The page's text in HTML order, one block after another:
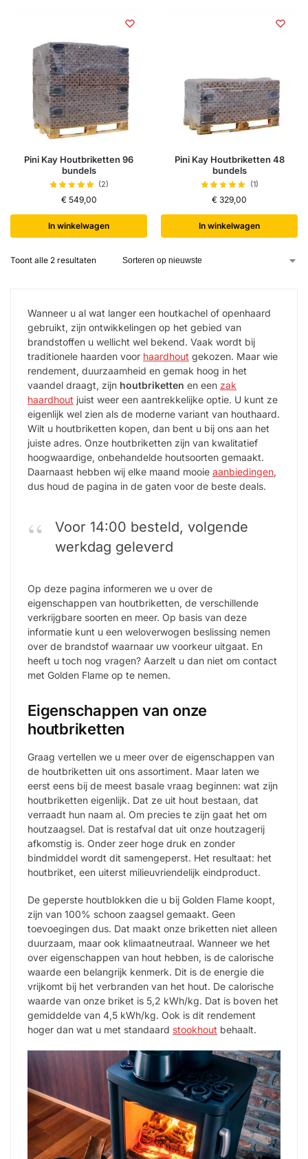
Pini Kay Houtbriketten 96
bundels
(2)
€549,00
In winkelwagen
Pini Kay Houtbriketten 48
bundels
(1)
€ 329,00
In winkelwagen
Toont alle 2 resultaten
Wanneer u al wat langer een houtkachel of openhaard
gebruikt, zijn ontwikkelingen op het gebied van
brandstoffen u wellicht wel bekend. Vaak wordt bij
traditionele haarden voor haardhout gekozen. Maar wie
rendement, duurzaamheid en gemak hoog in het
vaandel draagt, zijn houtbriketten en een zak
haardhout juist weer een aantrekkelijke optie. U kunt ze
eigenlijk wel zien als de moderne variant van houthaard.
Wilt u houtbriketten kopen, dan bent u bij ons aan het
juiste adres. Onze houtbriketten zijn van kwalitatief
hoogwaardige, onbehandelde houtsoorten gemaakt.
Daarnaast hebben wij elke maand mooie aanbiedingen,
dus houd de pagina in de gaten voor de beste deals.
Voor 14:00 besteld, volgende
werkdag geleverd
Op deze pagina informeren we u over de
eigenschappen van houtbriketten, de verschillende
verkrijgbare soorten en meer. Op basis van deze
informatie kunt u een weloverwogen beslissing nemen
over de brandstof waarnaar uw voorkeur uitgaat. En
heeft u toch nog vragen? Aarzelt u dan niet om contact
met Golden Flame op te nemen.
Eigenschappen van onze
houtbriketten
Graag vertellen we u meer over de eigenschappen van
de houtbriketten uit ons assortiment. Maar laten we
eerst eens bij de meest basale vraag beginnen: wat zijn
houtbriketten eigenlijk. Dat ze uit hout bestaan, dat
verraadt hun naam al. Om precies te zijn gaat het om
houtzaagsel. Dat is restafval dat uit onze houtzagerij
afkomstig is. Onder zeer hoge druk en zonder
bindmiddel wordt dit samengeperst. Het resultaat: het
houtbriket, een uiterst milieuvriendelijk eindproduct.
De geperste houtblokken die u bij Golden Flame koopt,
zijn van 100% schoon zaagsel gemaakt. Geen
toevoegingen dus. Dat maakt onze briketten niet alleen
duurzaam, maar ook klimaatneutraal. Wanneer we het
over eigenschappen van hout hebben, is de calorische
waarde een belangrijk kenmerk. Dit is de energie die
vrijkomt bij het verbranden van het hout. De calorische
waarde van onze briket is 5,2 kWh/kg. Dat is boven het
gemiddelde van 4,5 kWh/kg. Ook is dit rendement
hoger dan wat u met standaard stookhout behaalt.